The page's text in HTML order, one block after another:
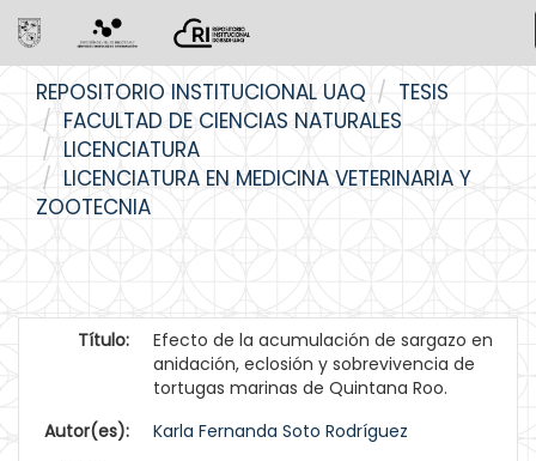
navigation
REPOSITORIO INSTITUCIONAL UAQ
TESIS
FACULTAD DE CIENCIAS NATURALES
LICENCIATURA
LICENCIATURA EN MEDICINA VETERINARIA Y
ZOOTECNIA
Título:
Efecto de la acumulación de sargazo en
anidación, eclosión y sobrevivencia de
tortugas marinas de Quintana Roo.
Autor(es):
Karla Fernanda Soto Rodríguez